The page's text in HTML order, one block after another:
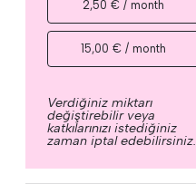
2,50 € / month
15,00 € / month
Verdiğiniz miktarı
değiştirebilir veya
katkılarınızı istediğiniz
zaman iptal edebilirsiniz.